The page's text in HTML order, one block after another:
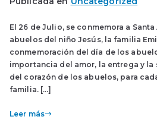
El 26 de Julio, se conmemora a
abuelos del niño Jesús, la familia
conmemoración del día de los
importancia del amor, la entrega y
del corazón de los abuelos, para
familia. […]
Leer más